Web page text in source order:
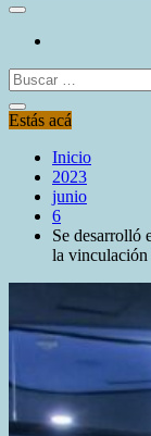
Info Patagonia Online
Buscar:
Estás acá
Inicio
2023
junio
6
Se desarrolló
la vinculación